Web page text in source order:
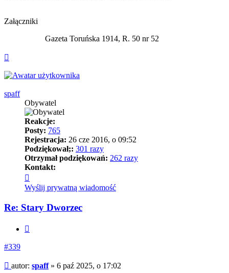
Załączniki
Gazeta Toruńska 1914, R. 50 nr 52
spaff
Obywatel
Reakcje:
Posty: 765
Rejestracja: 26 cze 2016, o 09:52
Podziękował;: 301 razy
Otrzymał podziękowań: 262 razy
Kontakt:
się
z
Wyślij prywatną wiadomość
Re: Stary Dworzec
#339
Post
autor: spaff» 6 paź 2025, o 17:02